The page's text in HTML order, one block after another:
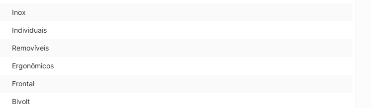
Inox
Individuais
Removíveis
Ergonômicos
Frontal
Bivolt